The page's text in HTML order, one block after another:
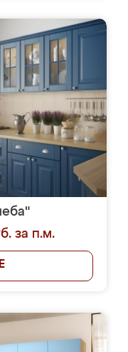
за п.м.